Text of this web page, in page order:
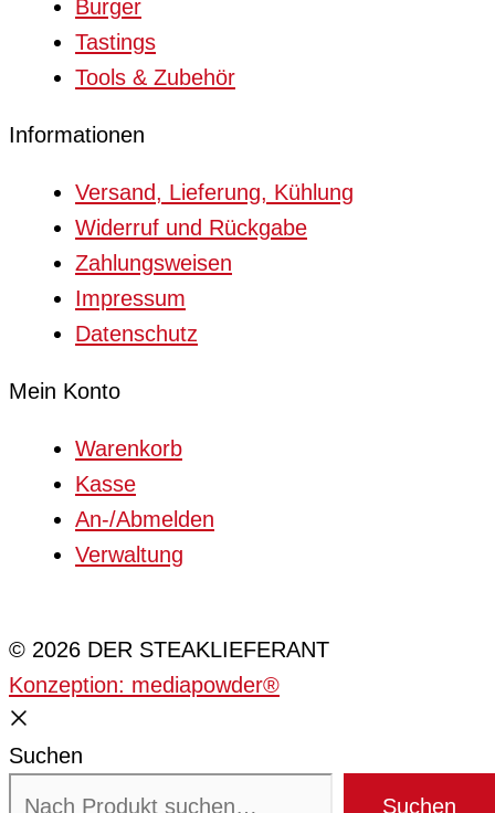
Burger
Tastings
Tools & Zubehör
Informationen
Versand, Lieferung, Kühlung
Widerruf und Rückgabe
Zahlungsweisen
Impressum
Datenschutz
Mein Konto
Warenkorb
Kasse
An-/Abmelden
Verwaltung
© 2026 DER STEAKLIEFERANT
Konzeption: mediapowder®
Suchen
Suchen